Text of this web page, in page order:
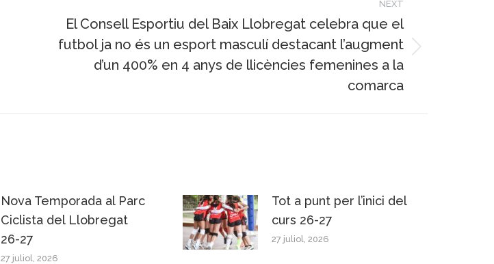
NEXT
El Consell Esportiu del Baix Llobregat celebra que el
futbol ja no és un esport masculí destacant l’augment
d’un 400% en 4 anys de llicències femenines a la
comarca
Nova Temporada al Parc
Ciclista del Llobregat
26-27
27 juliol, 2026
Tot a punt per l’inici del
curs 26-27
27 juliol, 2026